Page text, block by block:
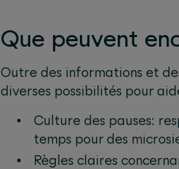
Que peuvent
Outre des informations et
diverses possibilités pour
Culture des pauses:
temps pour des
Règles claires